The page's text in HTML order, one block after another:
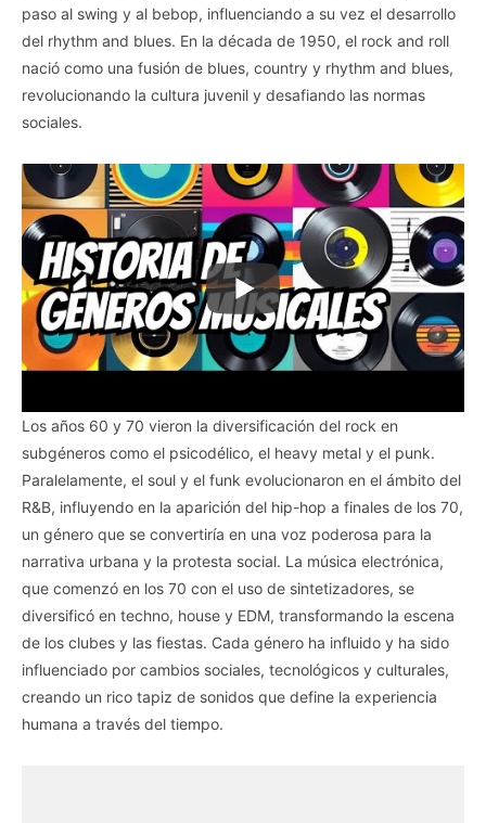
paso al swing y al bebop, influenciando a su vez el desarrollo
del rhythm and blues. En la década de 1950, el rock and roll
nació como una fusión de blues, country y rhythm and blues,
revolucionando la cultura juvenil y desafiando las normas
sociales.
Los años 60 y 70 vieron la diversificación del rock en
subgéneros como el psicodélico, el heavy metal y el punk.
Paralelamente, el soul y el funk evolucionaron en el ámbito del
R&B, influyendo en la aparición del hip-hop a finales de los 70,
un género que se convertiría en una voz poderosa para la
narrativa urbana y la protesta social. La música electrónica,
que comenzó en los 70 con el uso de sintetizadores, se
diversificó en techno, house y EDM, transformando la escena
de los clubes y las fiestas. Cada género ha influido y ha sido
influenciado por cambios sociales, tecnológicos y culturales,
creando un rico tapiz de sonidos que define la experiencia
humana a través del tiempo.